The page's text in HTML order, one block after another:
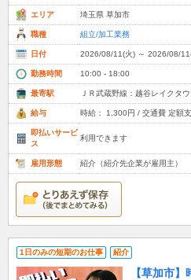
エリア 埼玉県 草加市
職種 組立/加工業務
日付 2026/08/11(火) ～ 2026/08/
勤務時間 10:00 - 18:00
最寄駅 ＪＲ武蔵野線：越谷レイクタ
給与 時給： 1,300円 / 交通費 定額
即払いサービ
ス
利用できます
雇用形態 紹介（紹介先企業が雇用主）
1日のみの短期のお仕事 紹介
【草加市